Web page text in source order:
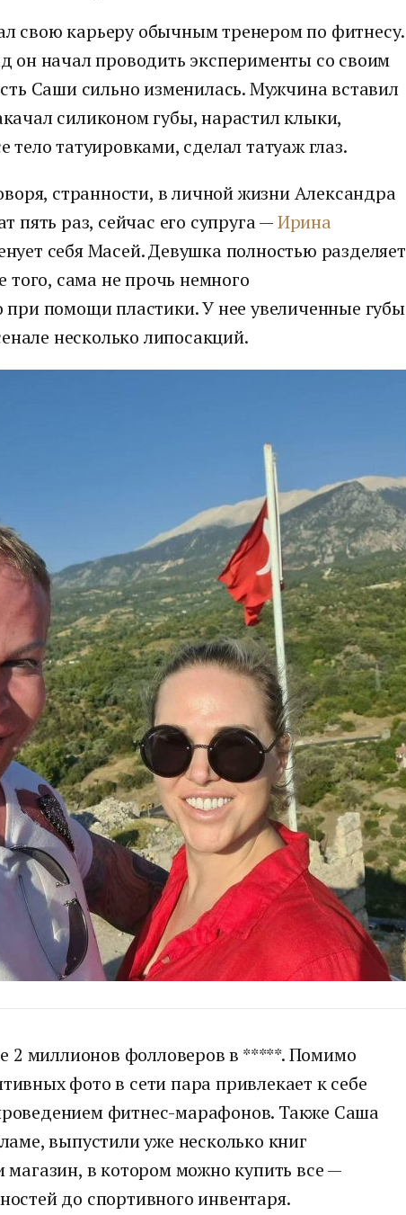
свою карьеру обычным тренером по фитнесу.
он начал проводить эксперименты со своим
Саши сильно изменилась. Мужчина вставил
силиконом губы, нарастил клыки,
тело татуировками, сделал татуаж глаз.
странности, в личной жизни Александра
пять раз, сейчас его супруга —Ирина
себя Масей. Девушка полностью разделяет
того, сама не прочь немного
при помощи пластики. У нее увеличенные губы
несколько липосакций.
2 миллионов фолловеров в *****. Помимо
фото в сети пара привлекает к себе
фитнес-марафонов. Также Саша
выпустили уже несколько книг
в котором можно купить все —
до спортивного инвентаря.